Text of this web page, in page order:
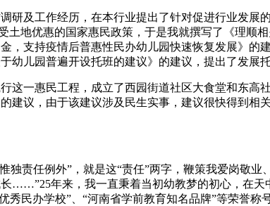
及工作经历，在本行业提出了针对促进行业发展
地优惠的国家惠民政策，于是我就撰写了《理顺
支持疫情后普惠性民办幼儿园快速恢复发展》的
儿园普遍开设托班的建议》的建议，提出了发展
一惠民工程，成立了西园街道社区大食堂和东高
议，由于该建议涉及民生实事，建议很快得到相
任例外”，就是这“责任”两字，鞭策我爱岗敬业
……”25年来，我一直秉着当初幼教梦的初心，在天
民办学校”、“河南省学前教育知名品牌”等荣誉